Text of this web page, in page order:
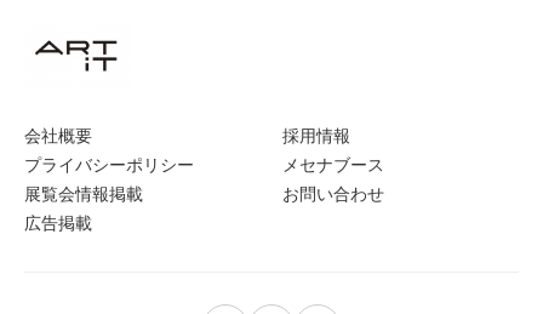
会社概要
プライバシーポリシー
展覧会情報掲載
広告掲載
採用情報
メセナブース
お問い合わせ